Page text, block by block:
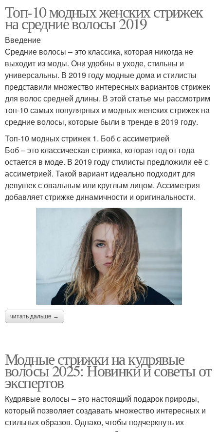
Топ-10 модных женских стрижек
на средние волосы 2019
Введение
Средние волосы – это классика, которая никогда не
выходит из моды. Они удобны в уходе, стильны и
универсальны. В 2019 году модные дома и стилисты
представили множество интересных вариантов стрижек
для волос средней длины. В этой статье мы рассмотрим
топ-10 самых популярных и модных женских стрижек на
средние волосы, которые были в тренде в 2019 году.
Топ-10 модных стрижек 1. Боб с ассиметрией
Боб – это классическая стрижка, которая год от года
остается в моде. В 2019 году стилисты предложили её с
ассиметрией. Такой вариант идеально подходит для
девушек с овальным или круглым лицом. Ассиметрия
добавляет стрижке динамичности и оригинальности.
читать дальше →
Модные стрижки на кудрявые
волосы 2025: Новинки и советы от
экспертов
Кудрявые волосы – это настоящий подарок природы,
который позволяет создавать множество интересных и
стильных образов. Однако, чтобы подчеркнуть их